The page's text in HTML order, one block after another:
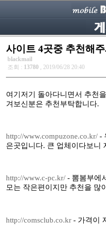
사이트 4곳중 추천해
blackmail
조회 : 13780 , 2019/06/28 20:40
여기저기 돌아다니면서 추천
겨보신분은 추천부탁합니다.
http://www.compuzone.co.kr/-
은곳입니다. 큰 업체이다보니
http://www.c-pc.kr/- 뽐봄부에
모는 작은편이지만 추천을 많
http://comsclub.co.kr- 가격이